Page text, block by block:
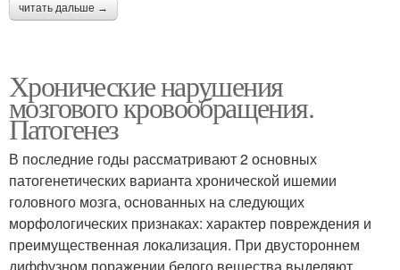
читать дальше →
Хронические нарушения
мозгового кровообращения.
Патогенез
В последние годы рассматривают 2 основных
патогенетических варианта хронической ишемии
головного мозга, основанных на следующих
морфологических признаках: характер повреждения и
преимущественная локализация. При двустороннем
диффузном поражении белого вещества выделяют